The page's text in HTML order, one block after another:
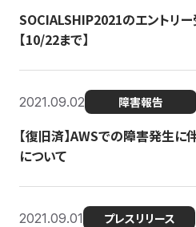
SOCIALSHIP2021のエントリー
【10/22まで】
2021.09.02 障害報告
【復旧済】AWSでの障害発生
について
2021.09.01 プレスリリース